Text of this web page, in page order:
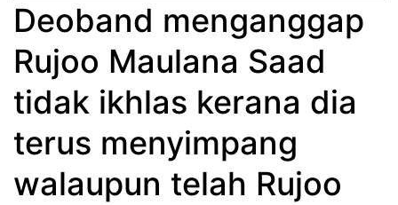
Deoband menganggap
Rujoo Maulana Saad
tidak ikhlas kerana dia
terus menyimpang
walaupun telah Rujoo